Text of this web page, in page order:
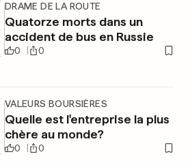
DRAME DE LA ROUTE
Quatorze morts dans un
accident de bus en Russie
0 0
VALEURS BOURSIÈRES
Quelle est l'entreprise la plus
chère au monde?
0 0